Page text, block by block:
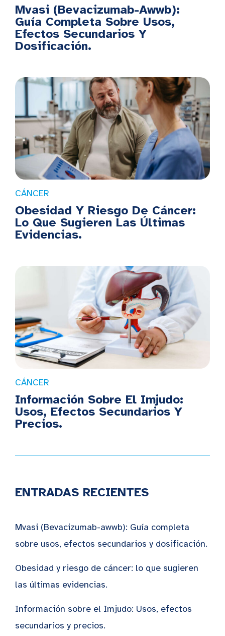
Mvasi (Bevacizumab-Awwb):
Guía Completa Sobre Usos,
Efectos Secundarios Y
Dosificación.
CÁNCER
Obesidad Y Riesgo De Cáncer:
Lo Que Sugieren Las Últimas
Evidencias.
CÁNCER
Información Sobre El Imjudo:
Usos, Efectos Secundarios Y
Precios.
ENTRADAS RECIENTES
Mvasi (Bevacizumab-awwb): Guía completa
sobre usos, efectos secundarios y dosificación.
Obesidad y riesgo de cáncer: lo que sugieren
las últimas evidencias.
Información sobre el Imjudo: Usos, efectos
secundarios y precios.